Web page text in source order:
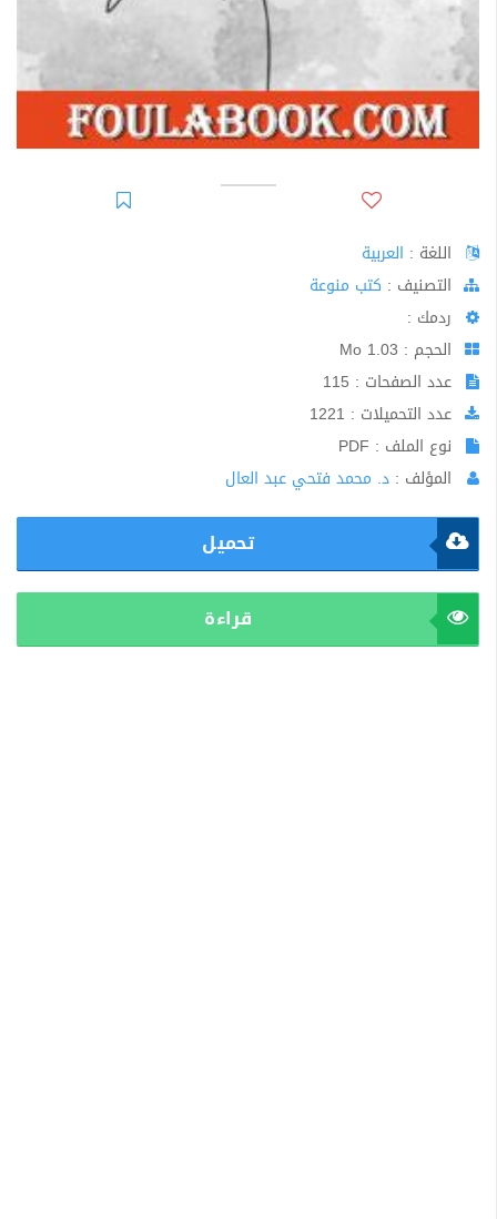
اللغة : العربية
اﻟﺘﺼﻨﻴﻒ : كتب منوعة
ردمك :
الحجم : 1.03 Mo
عدد الصفحات : 115
عدد التحميلات : 1221
نوع الملف : PDF
المؤلف : د. محمد فتحي عبد العال
تحميل
قراءة